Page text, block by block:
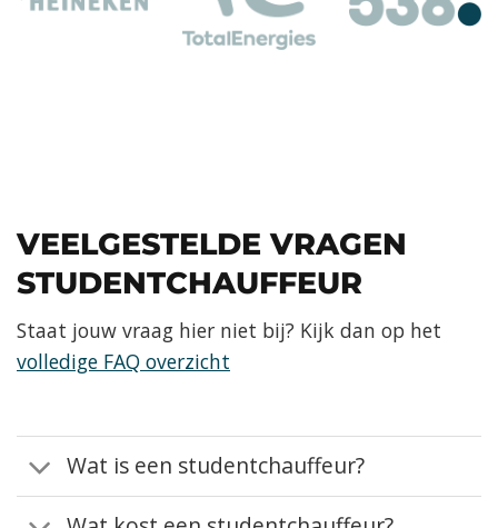
VEELGESTELDE VRAGEN
STUDENTCHAUFFEUR
Staat jouw vraag hier niet bij? Kijk dan op het
volledige FAQ overzicht
Wat is een studentchauffeur?